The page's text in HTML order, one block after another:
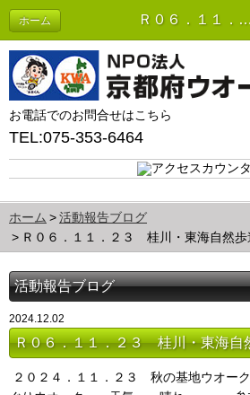
Ｒ０６．１１．２３ 桂川・東海自然歩道めぐりウオーク | 活動報告ブログ
ホーム
お電話でのお問合せはこちら
TEL:075-353-6464
ホーム
活動報告ブログ
Ｒ０６．１１．２３ 桂川・東海自然歩
活動報告ブログ
2024.12.02
Ｒ０６．１１．２３ 桂川・東海自
２０２４．１１．２３ 秋の基地ウオー